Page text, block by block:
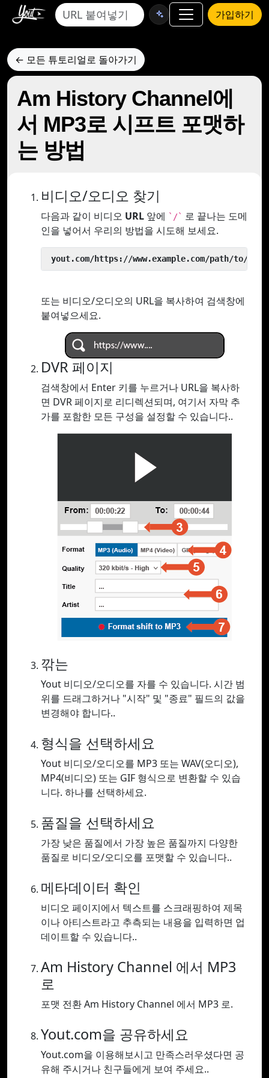
가입하기
← 모든 튜토리얼로 돌아가기
Am History Channel에
서 MP3로 시프트 포맷하
는 방법
비디오/오디오 찾기
다음과 같이 비디오 URL 앞에 `/` 로 끝나는 도메
인을 넣어서 우리의 방법을 시도해 보세요.
yout.com/https://www.example.com/path/to/
또는 비디오/오디오의 URL을 복사하여 검색창에
붙여넣으세요.
DVR 페이지
검색창에서 Enter 키를 누르거나 URL을 복사하
면 DVR 페이지로 리디렉션되며, 여기서 자막 추
가를 포함한 모든 구성을 설정할 수 있습니다..
깎는
Yout 비디오/오디오를 자를 수 있습니다. 시간 범
위를 드래그하거나 "시작" 및 "종료" 필드의 값을
변경해야 합니다..
형식을 선택하세요
Yout 비디오/오디오를 MP3 또는 WAV(오디오),
MP4(비디오) 또는 GIF 형식으로 변환할 수 있습
니다. 하나를 선택하세요.
품질을 선택하세요
가장 낮은 품질에서 가장 높은 품질까지 다양한
품질로 비디오/오디오를 포맷할 수 있습니다..
메타데이터 확인
비디오 페이지에서 텍스트를 스크래핑하여 제목
이나 아티스트라고 추측되는 내용을 입력하면 업
데이트할 수 있습니다..
Am History Channel 에서 MP3
로
포맷 전환 Am History Channel 에서 MP3 로.
Yout.com을 공유하세요
Yout.com을 이용해보시고 만족스러우셨다면 공
유해 주시거나 친구들에게 보여 주세요..